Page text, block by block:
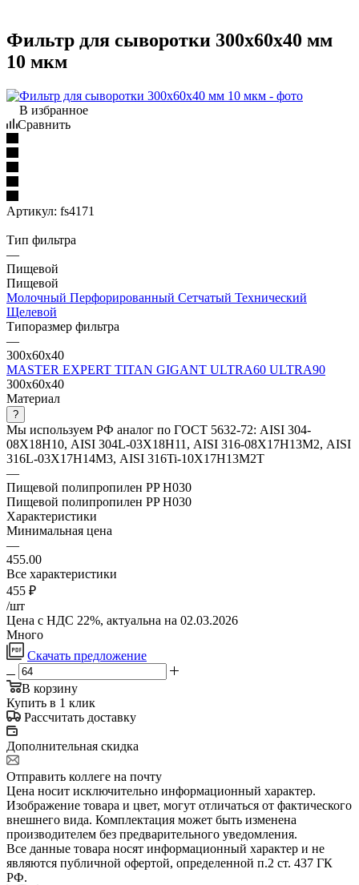
Фильтр для сыворотки 300x60x40 мм
10 мкм
В избранное
Сравнить
Артикул: fs4171
Тип фильтра
—
Пищевой
Пищевой
Молочный Перфорированный Сетчатый Технический
Щелевой
Типоразмер фильтра
—
300x60x40
MASTER EXPERT TITAN GIGANT ULTRA60 ULTRA90
300x60x40
Материал
?
Мы используем РФ аналог по ГОСТ 5632-72: AISI 304-
08Х18Н10, AISI 304L-03Х18Н11, AISI 316-08Х17Н13М2, AISI
316L-03Х17Н14М3, AISI 316Ti-10Х17Н13М2Т
—
Пищевой полипропилен PP H030
Пищевой полипропилен PP H030
Характеристики
Минимальная цена
—
455.00
Все характеристики
455 ₽
/шт
Цена с НДС 22%, актуальна на 02.03.2026
Много
Скачать предложение
В корзину
Купить в 1 клик
Рассчитать доставку
Дополнительная скидка
Отправить коллеге на почту
Цена носит исключительно информационный характер.
Изображение товара и цвет, могут отличаться от фактического
внешнего вида. Комплектация может быть изменена
производителем без предварительного уведомления.
Все данные товара носят информационный характер и не
являются публичной офертой, определенной п.2 ст. 437 ГК
РФ.